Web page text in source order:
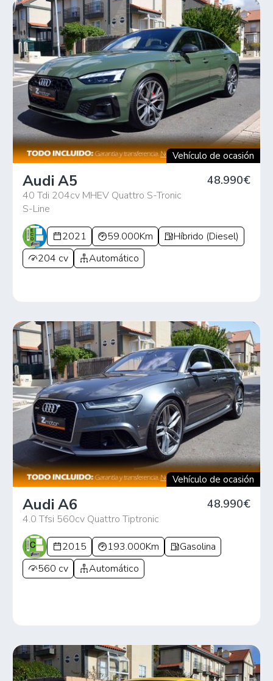
Vehículo de ocasión
Audi A5
40 Tdi 204cv MHEV Quattro S-Tronic
S-Line
48.990€
2021 59.000Km
Híbrido (Diesel)
204 cv
Automático
Vehículo de ocasión
Audi A6
4.0 Tfsi 560cv Quattro Tiptronic
48.990€
2015 193.000Km
Gasolina
560 cv
Automático